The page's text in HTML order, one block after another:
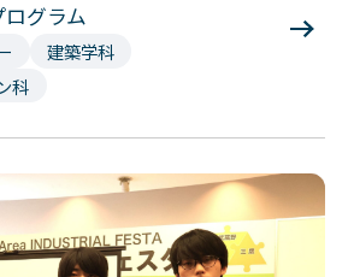
科
科
航空学科
ビジネス情報科
公務員科
大学併修学科/教育専攻科/
研究科
グラム
建築学科
科